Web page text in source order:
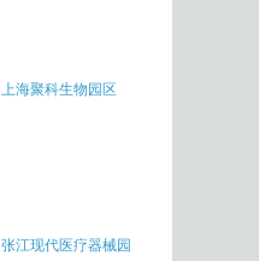
上海聚科生物园区
张江现代医疗器械园